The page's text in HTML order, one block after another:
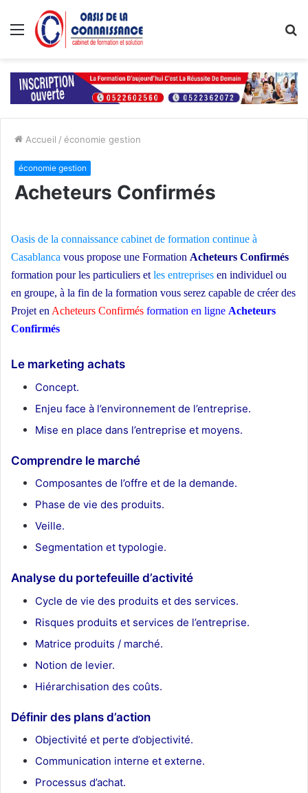
Menu
Accueil / économie gestion
économie gestion
Acheteurs Confirmés
Oasis de la connaissance cabinet de formation continue à
Casablanca vous propose une Formation Acheteurs Confirmés
formation pour les particuliers et les entreprises en individuel ou
en groupe, à la fin de la formation vous serez capable de créer des
Projet en Acheteurs Confirmés formation en ligne Acheteurs
Confirmés
Le marketing achats
Concept.
Enjeu face à l’environnement de l’entreprise.
Mise en place dans l’entreprise et moyens.
Comprendre le marché
Composantes de l’offre et de la demande.
Phase de vie des produits.
Veille.
Segmentation et typologie.
Analyse du portefeuille d’activité
Cycle de vie des produits et des services.
Risques produits et services de l’entreprise.
Matrice produits / marché.
Notion de levier.
Hiérarchisation des coûts.
Définir des plans d’action
Objectivité et perte d’objectivité.
Communication interne et externe.
Processus d’achat.